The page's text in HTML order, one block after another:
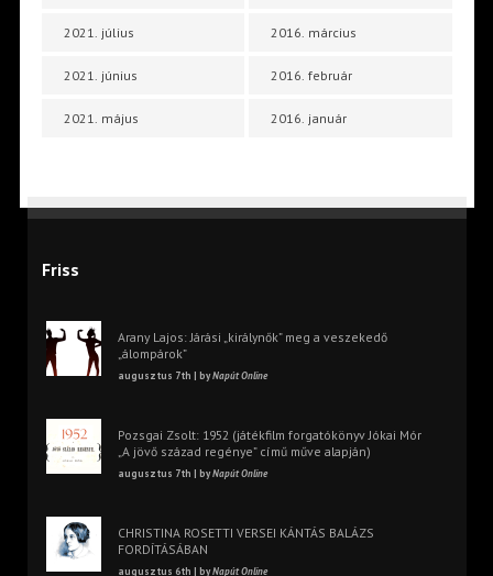
2021. július
2021. június
2021. május
2016. március
2016. február
2016. január
Friss
Arany Lajos: Járási „királynők” meg a veszekedő
„álompárok”
augusztus 7th | byNapút Online
Pozsgai Zsolt: 1952 (játékfilm forgatókönyv Jókai Mór
„A jövő század regénye” című műve alapján)
augusztus 7th | byNapút Online
CHRISTINA ROSETTI VERSEI KÁNTÁS BALÁZS
FORDÍTÁSÁBAN
augusztus 6th | byNapút Online